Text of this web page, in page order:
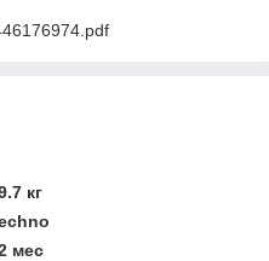
кг
мес